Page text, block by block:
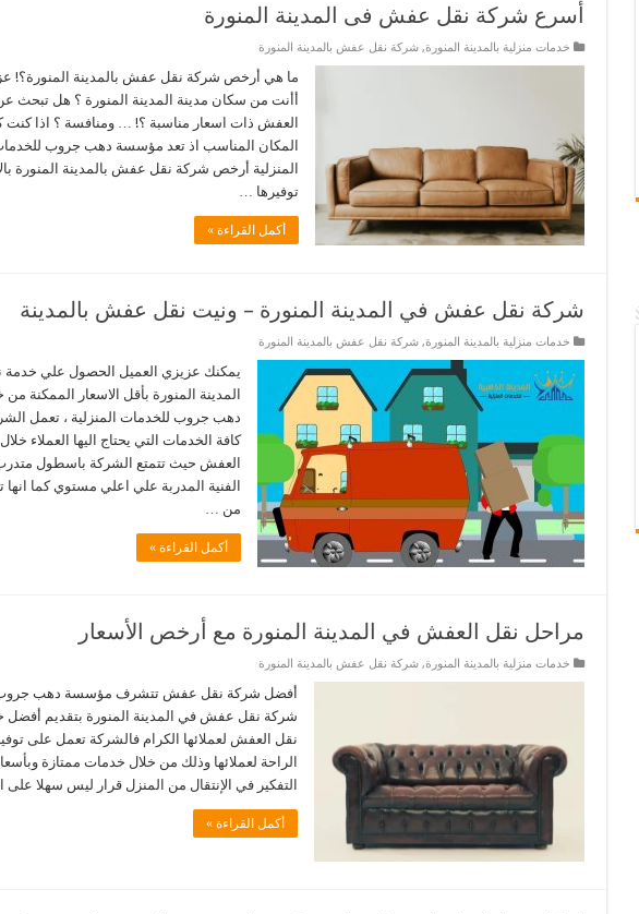
أسرع شركة نقل عفش فى المدينة المنورة
خدمات منزلية بالمدينة المنورة,شركة نقل عفش بالمدينة المنورة
ما هي أرخص شركة نقل عفش بالمدينة المنورة؟!
أأنت من سكان مدينة المدينة المنورة ؟ هل تبحث
العفش ذات اسعار مناسبة ؟! … ومنافسة ؟ اذا
المكان المناسب اذ تعد مؤسسة دهب جروب
المنزلية أرخص شركة نقل عفش بالمدينة المنورة
توفيرها …
أكمل القراءة »
شركة نقل عفش في المدينة المنورة – ونيت نقل عفش بالمدينة
خدمات منزلية بالمدينة المنورة,شركة نقل عفش بالمدينة المنورة
يمكنك عزيزي العميل الحصول علي
المدينة المنورة بأقل الاسعار الممكنة
دهب جروب للخدمات المنزلية ، تعمل
كافة الخدمات التي يحتاج اليها العملاء
العفش حيث تتمتع الشركة باسطول
الفنية المدربة علي اعلي مستوي كما
من …
أكمل القراءة »
مراحل نقل العفش في المدينة المنورة مع أرخص الأسعار
خدمات منزلية بالمدينة المنورة,شركة نقل عفش بالمدينة المنورة
أفضل شركة نقل عفش تتشرف مؤسسة دهب
شركة نقل عفش في المدينة المنورة بتقديم أفضل
نقل العفش لعملائها الكرام فالشركة تعمل على
الراحة لعملائها وذلك من خلال خدمات ممتازة
التفكير في الإنتقال من المنزل قرار ليس سهلا على
أكمل القراءة »